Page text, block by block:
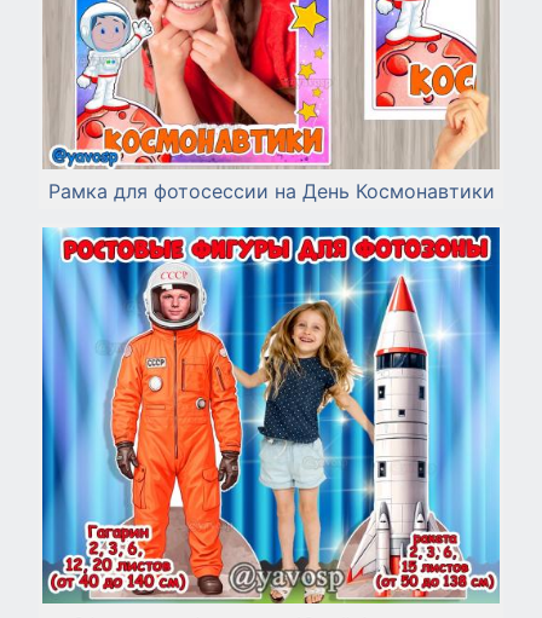
Рамка для фотосессии на День Космонавтики